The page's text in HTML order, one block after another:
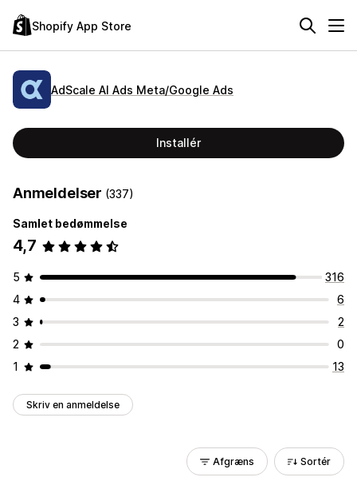
Shopify App Store
AdScale AI Ads Meta/Google Ads
Installér
Anmeldelser (337)
Samlet bedømmelse
4,7
5
316
4
6
3
2
2
0
1
13
Skriv en anmeldelse
Afgræns Sortér